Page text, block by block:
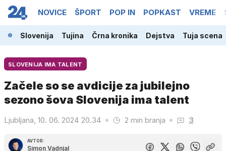
NOVICE ŠPORT POP IN POPKAST VREME
Slovenija Tujina Črna kronika Dejstva Tuja scena
SLOVENIJA IMA TALENT
Začele so se avdicije za jubilejno
sezono šova Slovenija ima talent
Ljubljana, 10. 06. 2024 20.34 2 min branja 3
AVTOR:
Simon Vadnjal